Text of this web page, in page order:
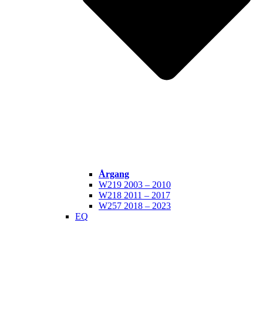
Årgang
W219 2003 – 2010
W218 2011 – 2017
W257 2018 – 2023
EQ